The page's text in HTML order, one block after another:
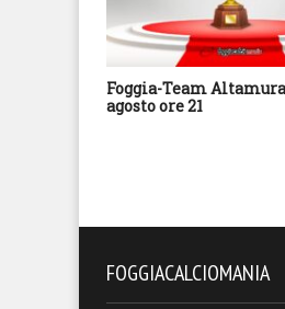
Foggia-Team
agosto ore 21
FOGGIACALCIOMANIA